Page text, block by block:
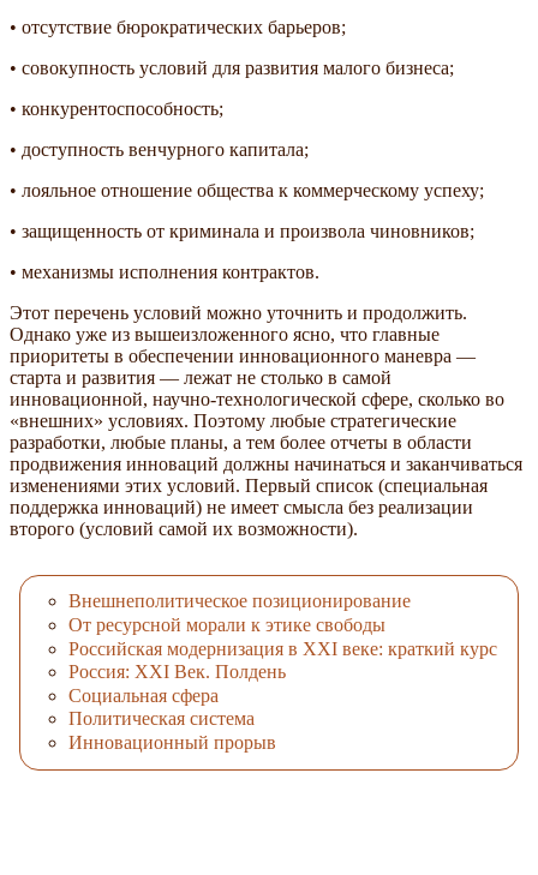
• отсутствие бюрократических барьеров;
• совокупность условий для развития малого бизнеса;
• конкурентоспособность;
• доступность венчурного капитала;
• лояльное отношение общества к коммерческому успеху;
• защищенность от криминала и произвола чиновников;
• механизмы исполнения контрактов.
Этот перечень условий можно уточнить и продолжить.
Однако уже из вышеизложенного ясно, что главные
приоритеты в обеспечении инновационного маневра —
старта и развития — лежат не столько в самой
инновационной, научно-технологической сфере, сколько во
«внешних» условиях. Поэтому любые стратегические
разработки, любые планы, а тем более отчеты в области
продвижения инноваций должны начинаться и заканчиваться
изменениями этих условий. Первый список (специальная
поддержка инноваций) не имеет смысла без реализации
второго (условий самой их возможности).
Внешнеполитическое позиционирование
От ресурсной морали к этике свободы
Российская модернизация в XXI веке: краткий курс
Россия: ХХI Век. Полдень
Социальная сфера
Политическая система
Инновационный прорыв